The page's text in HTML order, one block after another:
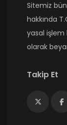
Sitemiz
hakkında
yasal işlem
olarak
Takip Et